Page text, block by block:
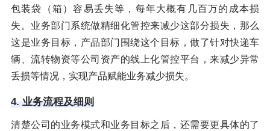
包装袋（箱）容易丢失等，每年大概有几百万的成本损
失。业务部门系统做精细化管控来减少这部分损失，那么
这是业务目标，产品部门围绕这个目标，做了针对快递车
辆、流转物资等公司资产的线上化管控平台，来减少异常
丢损等情况，实现产品赋能业务减少损失。
4. 业务流程及细则
清楚公司的业务模式和业务目标之后，还需要更具体的了